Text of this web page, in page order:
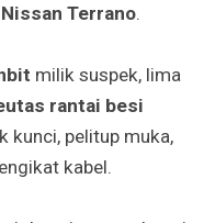
Terrano.
milik suspek, lima
rantai besi
kunci, pelitup muka,
kabel.